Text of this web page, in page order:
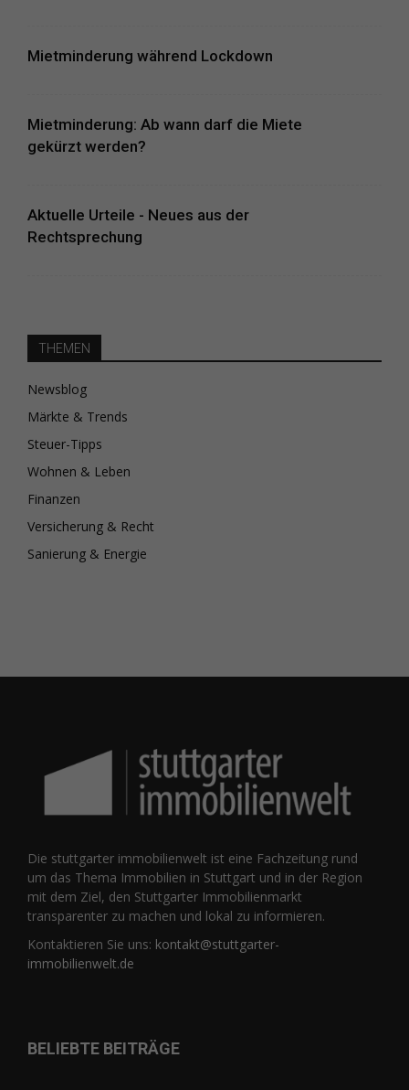
Mietminderung während Lockdown
Mietminderung: Ab wann darf die Miete
gekürzt werden?
Aktuelle Urteile - Neues aus der
Rechtsprechung
THEMEN
Newsblog
Märkte & Trends
Steuer-Tipps
Wohnen & Leben
Finanzen
Versicherung & Recht
Sanierung & Energie
Die stuttgarter immobilienwelt ist eine Fachzeitung rund
um das Thema Immobilien in Stuttgart und in der Region
mit dem Ziel, den Stuttgarter Immobilienmarkt
transparenter zu machen und lokal zu informieren.
Kontaktieren Sie uns: kontakt@stuttgarter-
immobilienwelt.de
BELIEBTE BEITRÄGE